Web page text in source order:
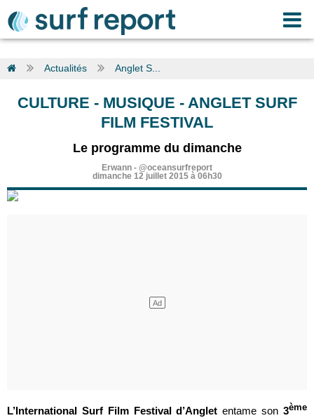
Actualités Anglet S...
CULTURE - MUSIQUE - ANGLET SURF
FILM FESTIVAL
Le programme du dimanche
Erwann - @oceansurfreport
dimanche 12 juillet 2015 à 06h30
L’International Surf Film Festival d’Anglet entame son 3ème